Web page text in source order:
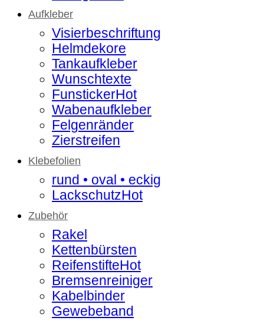
Aufkleber
Visierbeschriftung
Helmdekore
Tankaufkleber
Wunschtexte
Funsticker
Wabenaufkleber
Felgenränder
Zierstreifen
Klebefolien
rund • oval • eckig
Lackschutz
Zubehör
Rakel
Kettenbürsten
Reifenstifte
Bremsenreiniger
Kabelbinder
Gewebeband